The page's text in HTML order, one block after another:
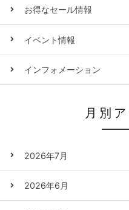
お得なセール情報
イベント情報
インフォメーション
月別
2026年7月
2026年6月